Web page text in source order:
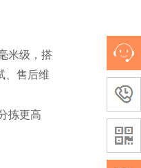
米级，搭
、售后维
拣更高